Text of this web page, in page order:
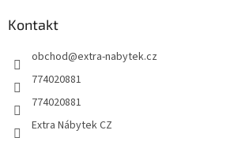
Kontakt
obchod@extra-nabytek.cz
774020881
774020881
Extra Nábytek CZ